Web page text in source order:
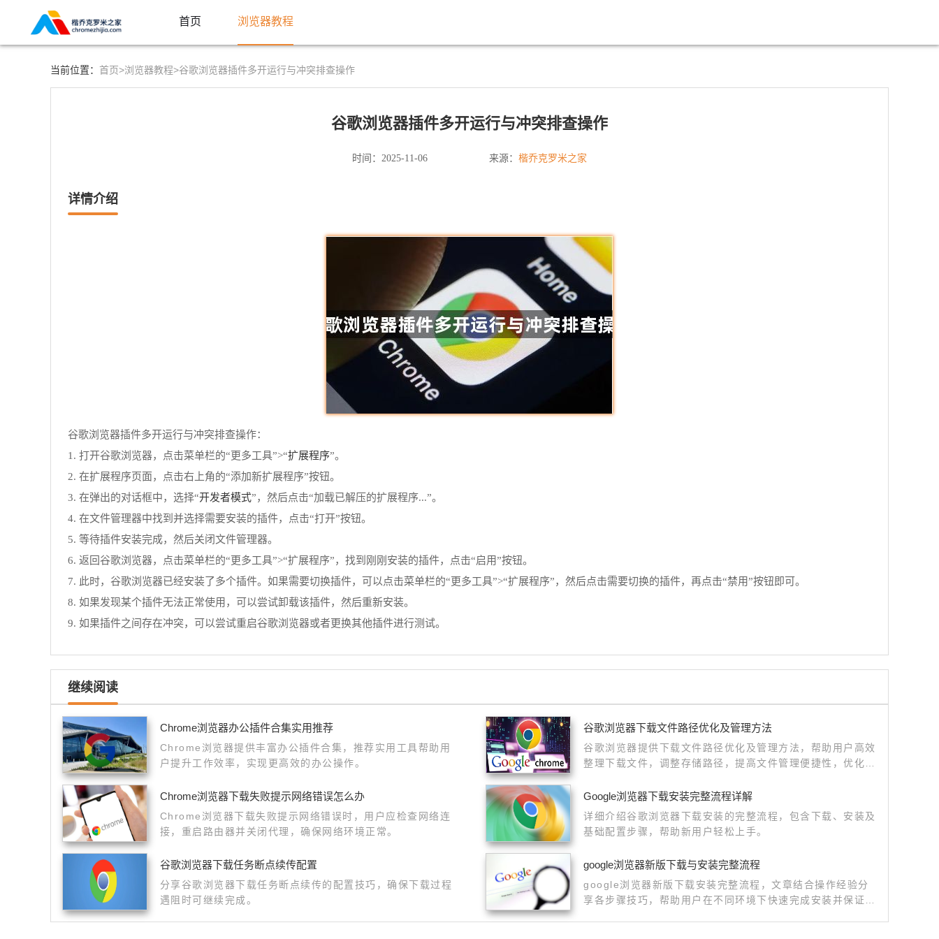
首页 浏览器教程
当前位置： 首页>浏览器教程>谷歌浏览器插件多开运行与冲突排查操作
谷歌浏览器插件多开运行与冲突排查操作
时间：2025-11-06 来源： 楷乔克罗米之家
详情介绍
谷歌浏览器插件多开运行与冲突排查操作：
1. 打开谷歌浏览器，点击菜单栏的“更多工具”>“扩展程序”。
2. 在扩展程序页面，点击右上角的“添加新扩展程序”按钮。
3. 在弹出的对话框中，选择“开发者模式”，然后点击“加载已解压的扩展程序...”。
4. 在文件管理器中找到并选择需要安装的插件，点击“打开”按钮。
5. 等待插件安装完成，然后关闭文件管理器。
6. 返回谷歌浏览器，点击菜单栏的“更多工具”>“扩展程序”，找到刚刚安装的插件，点击“启用”按钮。
7. 此时，谷歌浏览器已经安装了多个插件。如果需要切换插件，可以点击菜单栏的“更多工具”>“扩展程序”，然后点击需要切换的插件，再点击“禁用”按钮即可。
8. 如果发现某个插件无法正常使用，可以尝试卸载该插件，然后重新安装。
9. 如果插件之间存在冲突，可以尝试重启谷歌浏览器或者更换其他插件进行测试。
继续阅读
Chrome浏览器办公插件合集实用推荐
Chrome浏览器提供丰富办公插件合集，推荐实用工具帮助用
户提升工作效率，实现更高效的办公操作。
谷歌浏览器下载文件路径优化及管理方法
谷歌浏览器提供下载文件路径优化及管理方法，帮助用户高效
整理下载文件，调整存储路径，提高文件管理便捷性，优化浏
Chrome浏览器下载失败提示网络错误怎么办
Chrome浏览器下载失败提示网络错误时，用户应检查网络连
接，重启路由器并关闭代理，确保网络环境正常。
Google浏览器下载安装完整流程详解
详细介绍谷歌浏览器下载安装的完整流程，包含下载、安装及
基础配置步骤，帮助新用户轻松上手。
谷歌浏览器下载任务断点续传配置
分享谷歌浏览器下载任务断点续传的配置技巧，确保下载过程
遇阻时可继续完成。
google浏览器新版下载与安装完整流程
google浏览器新版下载安装完整流程，文章结合操作经验分
享各步骤技巧，帮助用户在不同环境下快速完成安装并保证浏